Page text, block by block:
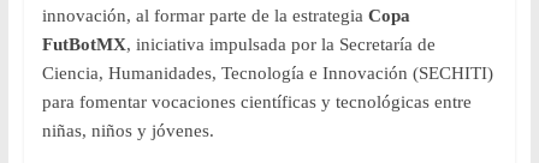
innovación, al formar parte de la estrategia Copa
FutBotMX, iniciativa impulsada por la Secretaría de
Ciencia, Humanidades, Tecnología e Innovación (SECHITI)
para fomentar vocaciones científicas y tecnológicas entre
niñas, niños y jóvenes.